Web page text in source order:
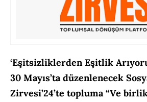
‘Eşitsizliklerden Eşitlik
30 Mayıs’ta düzenlenecek
Zirvesi’24’te topluma “Ve